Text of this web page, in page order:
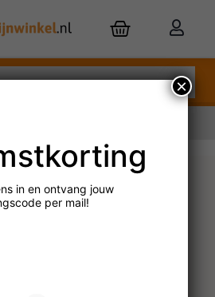
Pure Argon
in en ontvang jouw
per mail!
×